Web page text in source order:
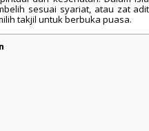
sesuai syariat, atau zat
takjil untuk berbuka puasa.